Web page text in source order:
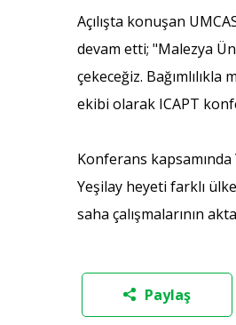
Açılışta konuşan
devam etti; "Malezya
çekeceğiz.
ekibi olarak ICAPT
Konferans
Yeşilay heyeti farklı
saha çalışmalarının
Paylaş